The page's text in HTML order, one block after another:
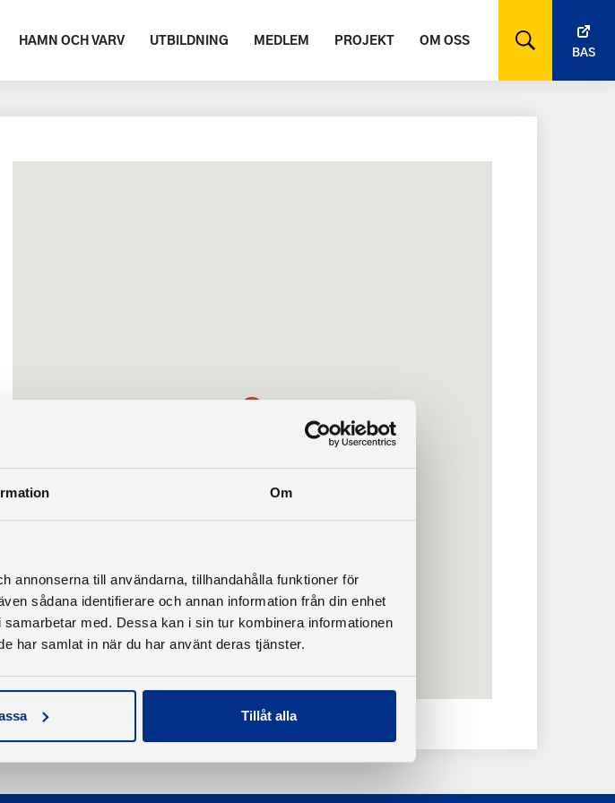
Om
annonserna till användarna, tillhandahålla funktioner för
sådana identifierare och annan information från din enhet
med. Dessa kan i sin tur kombinera informationen
har samlat in när du har använt deras tjänster.
Tillåt alla
HAMN OCH VARV UTBILDNING MEDLEM PROJEKT OM OSS
BAS